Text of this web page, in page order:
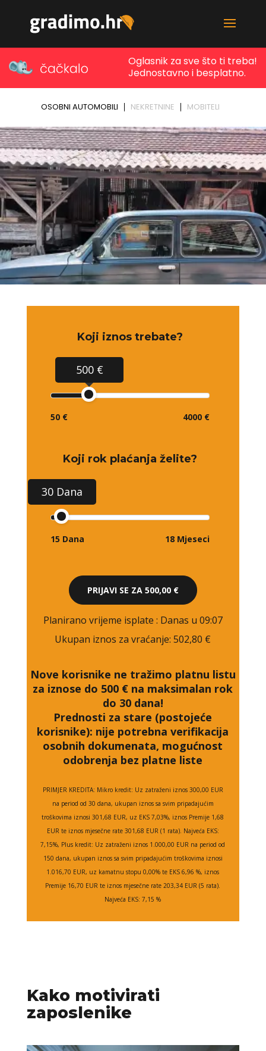
Koji iznos trebate?
500 €
50 € 4000 €
Koji rok plaćanja želite?
30 Dana
15 Dana 18 Mjeseci
PRIJAVI SE ZA 500,00 €
Planirano vrijeme isplate : Danas u 09:07
Ukupan iznos za vraćanje:502,80 €
Nove korisnike ne tražimo platnu listu
za iznose do 500 € na maksimalan rok
do 30 dana!
Prednosti za stare (postojeće
korisnike): nije potrebna verifikacija
osobnih dokumenata, mogućnost
odobrenja bez platne liste
PRIMJER KREDITA: Mikro kredit: Uz zatraženi iznos 300,00 EUR
na period od 30 dana, ukupan iznos sa svim pripadajućim
troškovima iznosi 301,68 EUR, uz EKS 7,03%, iznos Premije 1,68
EUR te iznos mjesečne rate 301,68 EUR (1 rata). Najveća EKS:
7,15%, Plus kredit: Uz zatraženi iznos 1.000,00 EUR na period od
150 dana, ukupan iznos sa svim pripadajućim troškovima iznosi
1.016,70 EUR, uz kamatnu stopu 0,00% te EKS 6,96 %, iznos
Premije 16,70 EUR te iznos mjesečne rate 203,34 EUR (5 rata).
Najveća EKS: 7,15 %
Kako motivirati
zaposlenike